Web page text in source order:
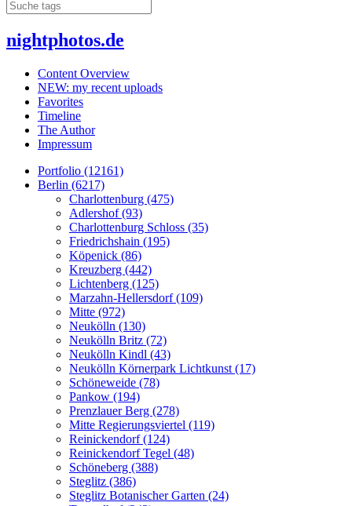
nightphotos.de
Content Overview
NEW: my recent uploads
Favorites
Timeline
The Author
Impressum
Portfolio (12161)
Berlin (6217)
Charlottenburg (475)
Adlershof (93)
Charlottenburg Schloss (35)
Friedrichshain (195)
Köpenick (86)
Kreuzberg (442)
Lichtenberg (125)
Marzahn-Hellersdorf (109)
Mitte (972)
Neukölln (130)
Neukölln Britz (72)
Neukölln Kindl (43)
Neukölln Körnerpark Lichtkunst (17)
Schöneweide (78)
Pankow (194)
Prenzlauer Berg (278)
Mitte Regierungsviertel (119)
Reinickendorf (124)
Reinickendorf Tegel (48)
Schöneberg (388)
Steglitz (386)
Steglitz Botanischer Garten (24)